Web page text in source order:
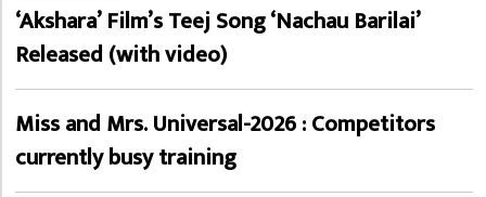
‘Akshara’ Film’s Teej Song ‘Nachau Barilai’
Released (with video)
Miss and Mrs. Universal-2026 : Competitors
currently busy training